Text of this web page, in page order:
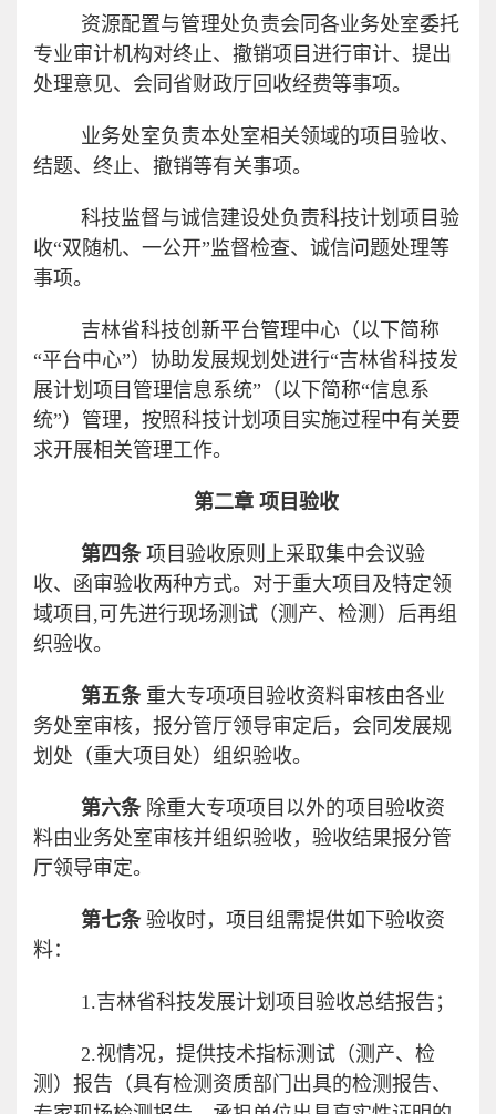
资源配置与管理处负责会同各业务处室委托
专业审计机构对终止、撤销项目进行审计、提出
处理意见、会同省财政厅回收经费等事项。
业务处室负责本处室相关领域的项目验收、
结题、终止、撤销等有关事项。
科技监督与诚信建设处负责科技计划项目验
收“双随机、一公开”监督检查、诚信问题处理等
事项。
吉林省科技创新平台管理中心（以下简称
“平台中心”）协助发展规划处进行“吉林省科技发
展计划项目管理信息系统”（以下简称“信息系
统”）管理，按照科技计划项目实施过程中有关要
求开展相关管理工作。
第二章 项目验收
第四条 项目验收原则上采取集中会议验
收、函审验收两种方式。对于重大项目及特定领
域项目 ,可先进行现场测试（测产、检测）后再组
织验收。
第五条 重大专项项目验收资料审核由各业
务处室审核，报分管厅领导审定后，会同发展规
划处（重大项目处）组织验收。
第六条 除重大专项项目以外的项目验收资
料由业务处室审核并组织验收，验收结果报分管
厅领导审定。
第七条 验收时，项目组需提供如下验收资
料：
1.吉林省科技发展计划项目验收总结报告；
2.视情况，提供技术指标测试（测产、检
测）报告（具有检测资质部门出具的检测报告、